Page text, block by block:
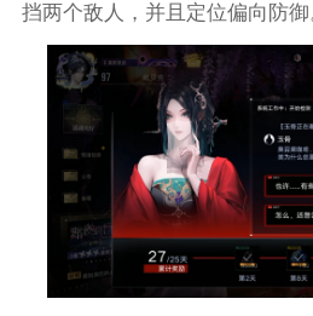
挡两个敌人，并且定位偏向防御